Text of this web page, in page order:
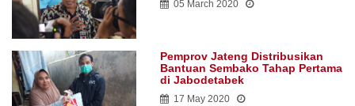
05 March 2020
Pemprov Jateng Distribusikan
Bantuan Sembako Tahap Pertama
di Jabodetabek
17 May 2020